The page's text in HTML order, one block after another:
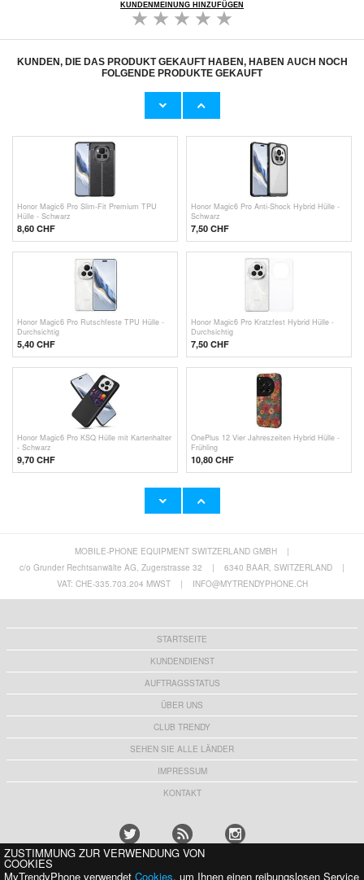
KUNDENMEINUNG HINZUFÜGEN
KUNDEN, DIE DAS PRODUKT GEKAUFT HABEN, HABEN AUCH NOCH
FOLGENDE PRODUKTE GEKAUFT
Apple AirTag 1/2 Herz Design Silikonhülle -
Apple AirTag 1/2 Herz Design Silikonhülle
Honor Magic6 Pro Slim-Fit Premium TPU
Hülle - Schwarz
8,60 CHF
Honor Magic6 Pro Anti-Shock Hybrid Hülle -
Schwarz
7,50 CHF
Honor Magic6 Pro Rutschfeste TPU Hülle -
Durchsichtig
5,40 CHF
Honor Magic6 Pro Kratzfest Hybrid Hülle -
Durchsichtig
7,50 CHF
Honor Magic6 Pro KSQ Hülle mit Kartenhalter
- Schwarz
9,70 CHF
OnePlus 12 Vier Jahreszeiten Hybrid Hülle -
Frühling
10,80 CHF
OnePlus 12 Vier Jahreszeiten Hybrid Hülle
OnePlus 12 Vier Jahreszeiten Hybrid Hülle -
Sommer
10,80 CHF
MOBILE-PHONE EQUIPMENT SWITZERLAND GMBH
|
c/o Grunder Rechtsanwälte AG, Zugerstrasse 32
| 6340 BAAR, SWITZERLAND
|
VAT: CHE-335.703.204 MWST
| INFO@MYTRENDYPHONE.CH
STARTSEITE
KUNDENDIENST
AUFTRAGSSTATUS
ÜBER UNS
CLUB TRENDY
SEHEN SIE ALLE LÄNDER
IMPRESSUM
KONTAKT
ZUSTIMMUNG ZUR VERWENDUNG VON
COOKIES
MyTrendyPhone verwendet Cookies, um Ihnen einen reibungslosen Service